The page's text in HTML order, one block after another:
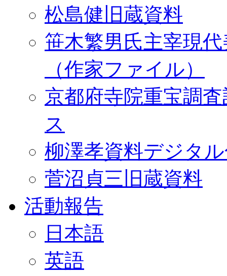
松島健旧蔵資料
笹木繁男氏主宰現
（作家ファイル）
京都府寺院重宝調
ス
柳澤孝資料デジタ
菅沼貞三旧蔵資料
活動報告
日本語
英語